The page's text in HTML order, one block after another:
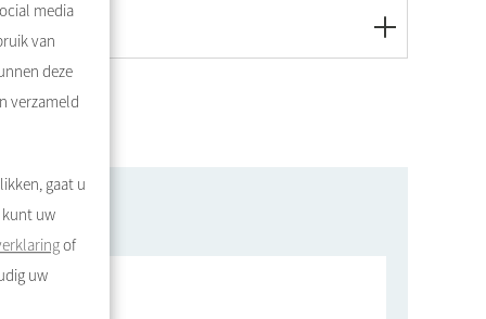
media
van
deze
verzameld
gaat u
kunt uw
of
uw